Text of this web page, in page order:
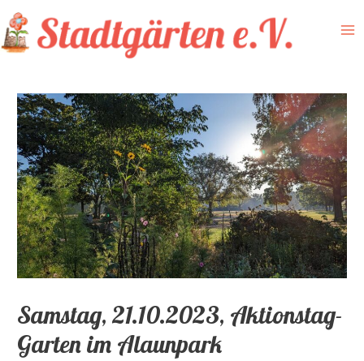
Zum
Inhalt
springen
Samstag, 21.10.2023, Aktionstag-
Garten im Alaunpark